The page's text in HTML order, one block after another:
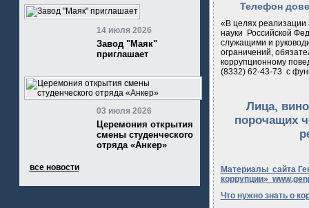
14 июля 2026
Завод "Маяк"
приглашает
03 июля 2026
Церемония открытия
смены студенческого
отряда «Анкер»
все новости
Телефон
«В целях
науки Российской
служащими и
ограничений,
коррупционному
(8332) 62-43-73 с
Лица,
порочащих
Материалы сайта
коррупции»
Что нужно знать о